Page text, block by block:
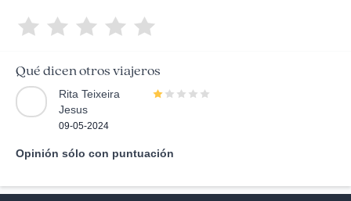
Qué dicen otros viajeros
Rita Teixeira
Jesus
09-05-2024
Opinión sólo con puntuación